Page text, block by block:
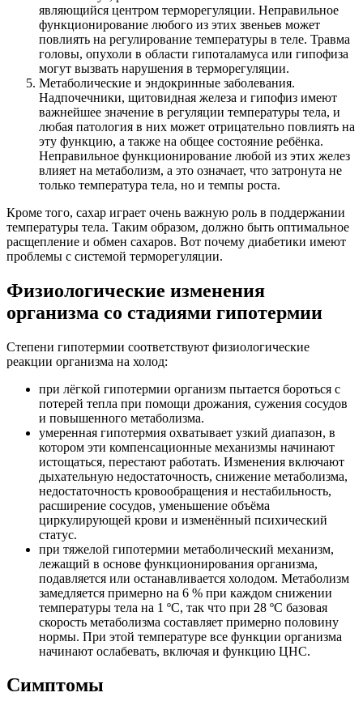
являющийся центром терморегуляции. Неправильное
функционирование любого из этих звеньев может
повлиять на регулирование температуры в теле. Травма
головы, опухоли в области гипоталамуса или гипофиза
могут вызвать нарушения в терморегуляции.
Метаболические и эндокринные заболевания.
Надпочечники, щитовидная железа и гипофиз имеют
важнейшее значение в регуляции температуры тела, и
любая патология в них может отрицательно повлиять на
эту функцию, а также на общее состояние ребёнка.
Неправильное функционирование любой из этих желез
влияет на метаболизм, а это означает, что затронута не
только температура тела, но и темпы роста.
Кроме того, сахар играет очень важную роль в поддержании
температуры тела. Таким образом, должно быть оптимальное
расщепление и обмен сахаров. Вот почему диабетики имеют
проблемы с системой терморегуляции.
Физиологические изменения
организма со стадиями гипотермии
Степени гипотермии соответствуют физиологические
реакции организма на холод:
при лёгкой гипотермии организм пытается бороться с
потерей тепла при помощи дрожания, сужения сосудов
и повышенного метаболизма.
умеренная гипотермия охватывает узкий диапазон, в
котором эти компенсационные механизмы начинают
истощаться, перестают работать. Изменения включают
дыхательную недостаточность, снижение метаболизма,
недостаточность кровообращения и нестабильность,
расширение сосудов, уменьшение объёма
циркулирующей крови и изменённый психический
статус.
при тяжелой гипотермии метаболический механизм,
лежащий в основе функционирования организма,
подавляется или останавливается холодом. Метаболизм
замедляется примерно на 6 % при каждом снижении
температуры тела на 1 ºC, так что при 28 ºC базовая
скорость метаболизма составляет примерно половину
нормы. При этой температуре все функции организма
начинают ослабевать, включая и функцию ЦНС.
Симптомы